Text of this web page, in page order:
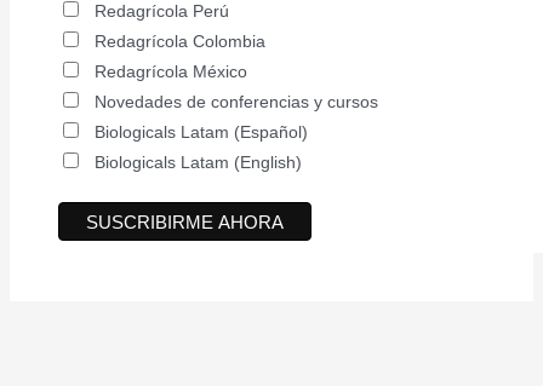
Redagrícola Perú
Redagrícola Colombia
Redagrícola México
Novedades de conferencias y cursos
Biologicals Latam (Español)
Biologicals Latam (English)